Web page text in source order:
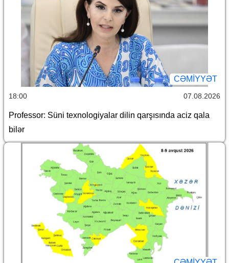
CƏMİYYƏT
18:00 07.08.2026
Professor: Süni texnologiyalar dilin qarşısında aciz qala
bilər